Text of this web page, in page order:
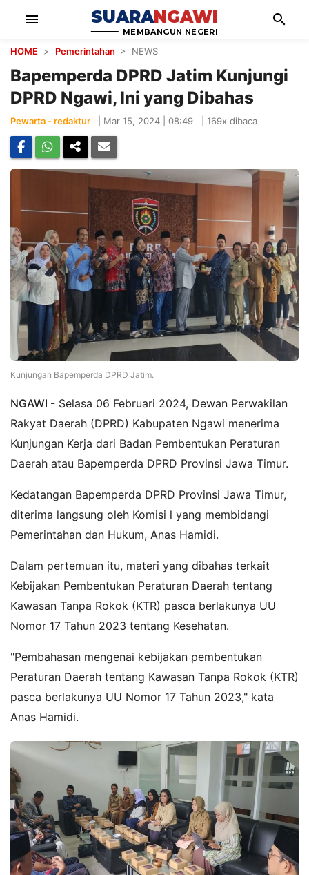
menu SUARANGAWI
MEMBANGUN NEGERI
search
HOME > Pemerintahan > NEWS
Bapemperda DPRD Jatim Kunjungi
DPRD Ngawi, Ini yang Dibahas
Pewarta - redaktur Mar 15, 2024 | 08:49 169x dibaca
Kunjungan Bapemperda DPRD Jatim.
NGAWI - Selasa 06 Februari 2024, Dewan Perwakilan
Rakyat Daerah (DPRD) Kabupaten Ngawi menerima
Kunjungan Kerja dari Badan Pembentukan Peraturan
Daerah atau Bapemperda DPRD Provinsi Jawa Timur.
Kedatangan Bapemperda DPRD Provinsi Jawa Timur,
diterima langsung oleh Komisi l yang membidangi
Pemerintahan dan Hukum, Anas Hamidi.
Dalam pertemuan itu, materi yang dibahas terkait
Kebijakan Pembentukan Peraturan Daerah tentang
Kawasan Tanpa Rokok (KTR) pasca berlakunya UU
Nomor 17 Tahun 2023 tentang Kesehatan.
"Pembahasan mengenai kebijakan pembentukan
Peraturan Daerah tentang Kawasan Tanpa Rokok (KTR)
pasca berlakunya UU Nomor 17 Tahun 2023," kata
Anas Hamidi.